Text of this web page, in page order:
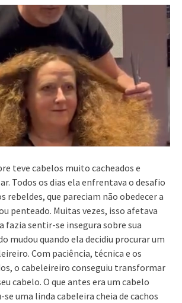
teve cabelos muito cacheados e
Todos os dias ela enfrentava o desafio
rebeldes, que pareciam não obedecer a
penteado. Muitas vezes, isso afetava
fazia sentir-se insegura sobre sua
mudou quando ela decidiu procurar um
Com paciência, técnica e os
o cabeleireiro conseguiu transformar
cabelo. O que antes era um cabelo
uma linda cabeleira cheia de cachos